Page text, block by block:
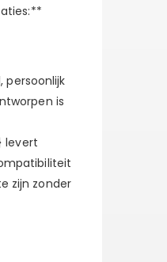
persoonlijk
is
levert
zijn zonder